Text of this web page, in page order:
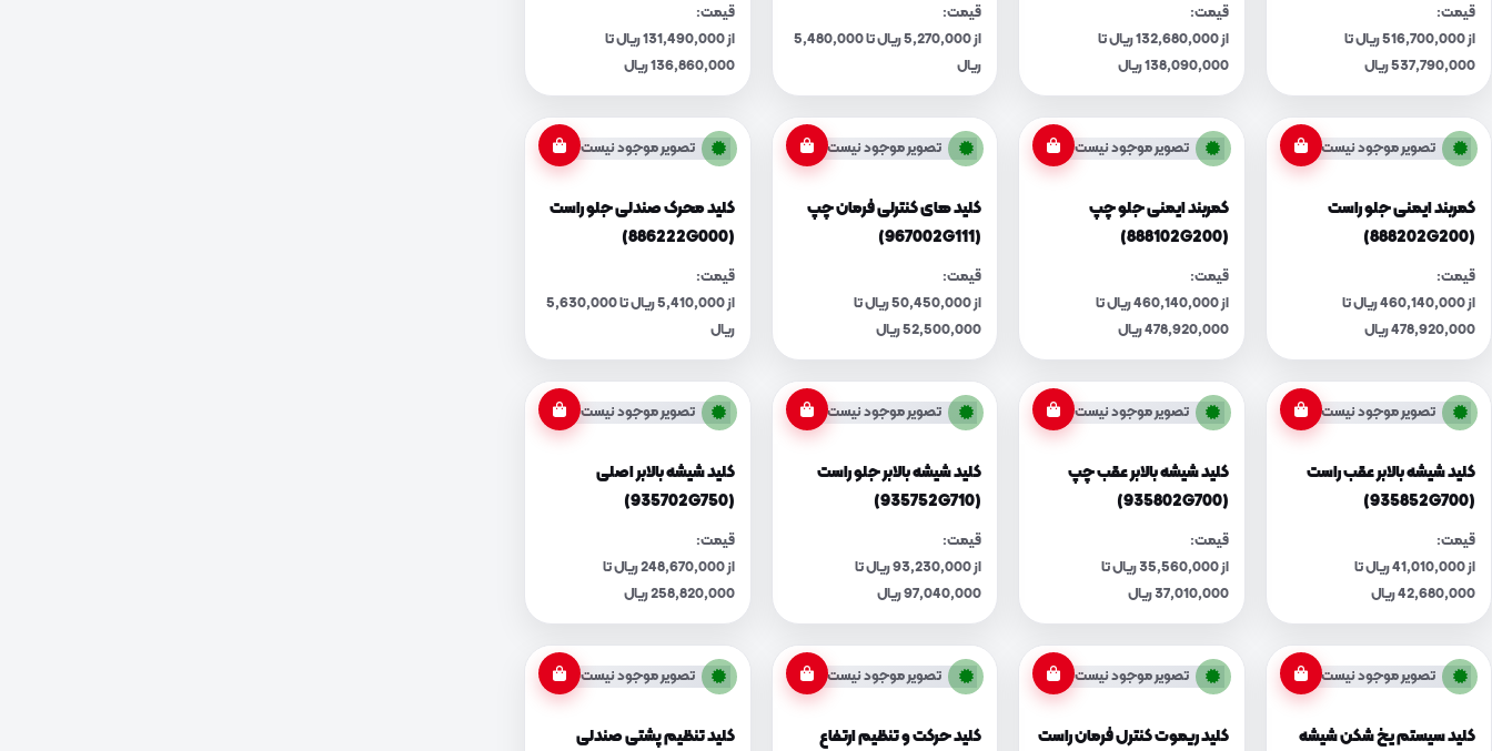
قیمت:
از 516,700,000 ریال تا
537,790,000 ریال
قیمت:
از 132,680,000 ریال تا
138,090,000 ریال
قیمت:
از 5,270,000 ریال تا 5,480,000
ریال
قیمت:
از 131,490,000 ریال تا
136,860,000 ریال
تصویر موجود نیست
کمربند ایمنی جلو راست
(888202G200)
قیمت:
از 460,140,000 ریال تا
478,920,000 ریال
تصویر موجود نیست
کمربند ایمنی جلو چپ
(888102G200)
قیمت:
از 460,140,000 ریال تا
478,920,000 ریال
تصویر موجود نیست
کلید های کنترلی فرمان چپ
(967002G111)
قیمت:
از 50,450,000 ریال تا
52,500,000 ریال
تصویر موجود نیست
کلید محرک صندلی جلو راست
(886222G000)
قیمت:
از 5,410,000 ریال تا 5,630,000
ریال
تصویر موجود نیست
کلید شیشه بالابر عقب راست
(935852G700)
قیمت:
از 41,010,000 ریال تا
42,680,000 ریال
تصویر موجود نیست
کلید شیشه بالابر عقب چپ
(935802G700)
قیمت:
از 35,560,000 ریال تا
37,010,000 ریال
تصویر موجود نیست
کلید شیشه بالابر جلو راست
(935752G710)
قیمت:
از 93,230,000 ریال تا
97,040,000 ریال
تصویر موجود نیست
کلید شیشه بالابر اصلی
(935702G750)
قیمت:
از 248,670,000 ریال تا
258,820,000 ریال
تصویر موجود نیست
کلید سیستم یخ شکن شیشه
تصویر موجود نیست
کلید ریموت کنترل فرمان راست
تصویر موجود نیست
کلید حرکت و تنظیم ارتفاع
تصویر موجود نیست
کلید تنظیم پشتی صندلی